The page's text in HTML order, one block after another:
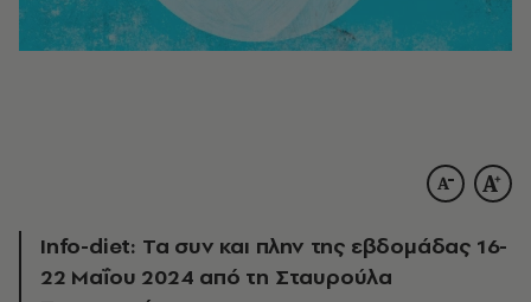
Info-diet: Τα συν και πλην της εβδομάδας 16-
22 Μαΐου 2024 από τη Σταυρούλα